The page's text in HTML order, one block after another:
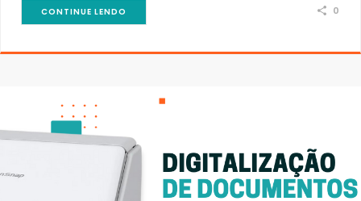
CONTINUE LENDO 0